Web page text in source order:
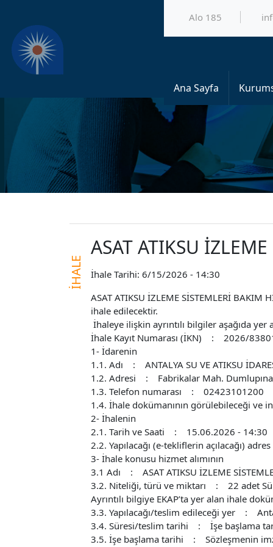
Alo 185
Ana Sayfa
İHALE
ASAT ATIKSU
İhale Tarihi: 6/15/2026 - 14:30
ASAT ATIKSU İZLEME SİSTEMLERİ
ihale edilecektir.
İhaleye ilişkin ayrıntılı bilgiler aşağıda yer
İhale Kayıt Numarası (İKN) : 2026/
1- İdarenin
1.1. Adı : ANTALYA SU VE ATIKSU
1.2. Adresi : Fabrikalar Mah. Dumlupınar
1.3. Telefon numarası : 02423101200
1.4. İhale dokümanının görülebileceği
2- İhalenin
2.1. Tarih ve Saati : 15.06.2026 - 14:30
2.2. Yapılacağı (e-tekliflerin açılacağı)
3- İhale konusu hizmet alımının
3.1 Adı : ASAT ATIKSU İZLEME
3.2. Niteliği, türü ve miktarı : 22 adet
Ayrıntılı bilgiye EKAP’ta yer alan ihale
3.3. Yapılacağı/teslim edileceği yer :
3.4. Süresi/teslim tarihi : İşe başlama
3.5. İşe başlama tarihi : Sözleşmenin